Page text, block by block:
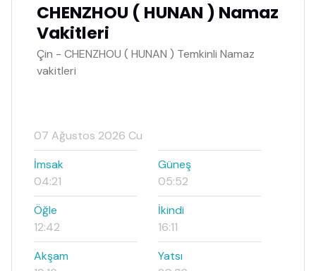
CHENZHOU ( HUNAN ) Namaz
Vakitleri
Çin - CHENZHOU ( HUNAN ) Temkinli Namaz
vakitleri
07 Ağustos 2026 Cu
İmsak
04:21
Güneş
05:52
Öğle
12:42
İkindi
16:11
Akşam
Yatsı